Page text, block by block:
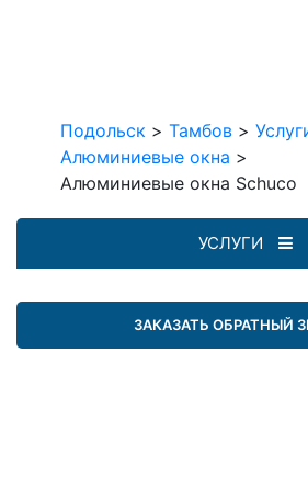
Подольск > Тамбов >
Алюминиевые окна >
Алюминиевые окна Schuco
УСЛУГИ
ЗАКАЗАТЬ ОБРАТНЫЙ